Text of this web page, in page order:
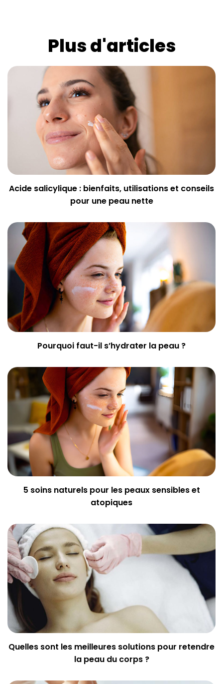
Plus d'articles
Acide salicylique : bienfaits, utilisations et conseils
pour une peau nette
Pourquoi faut-il s’hydrater la peau ?
5 soins naturels pour les peaux sensibles et
atopiques
Quelles sont les meilleures solutions pour retendre
la peau du corps ?